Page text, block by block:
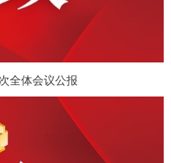
全体会议公报